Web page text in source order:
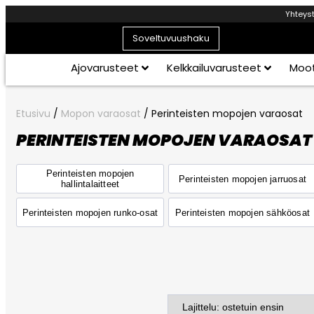
Soveltuvuushaku
Ajovarusteet Kelkkailuvarusteet
Etusivu / Mopon varaosat / Perinteisten mopojen varaosat
PERINTEISTEN MOPOJEN VARAOSAT
Perinteisten mopojen
hallintalaitteet
Perinteisten mopojen jarruosat
Perinteisten mopojen runko-osat Perinteisten mopojen sähköosat